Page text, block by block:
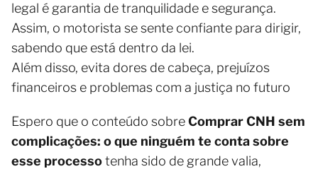
legal é garantia de tranquilidade e segurança.
Assim, o motorista se sente confiante para dirigir,
sabendo que está dentro da lei.
Além disso, evita dores de cabeça, prejuízos
financeiros e problemas com a justiça no futuro
Espero que o conteúdo sobreComprar CNH sem
complicações: o que ninguém te conta sobre
esse processotenha sido de grande valia,